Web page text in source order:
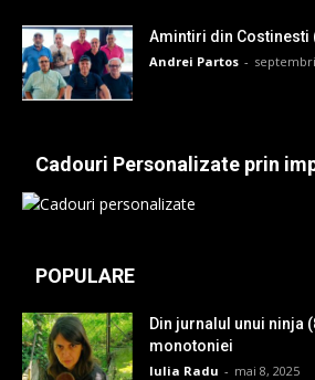
Amintiri din Costinesti
Andrei Partos -
Cadouri Personalizate prin
POPULARE
Din jurnalul unui ninja
monotoniei
Iulia Radu - mai 8, 2025